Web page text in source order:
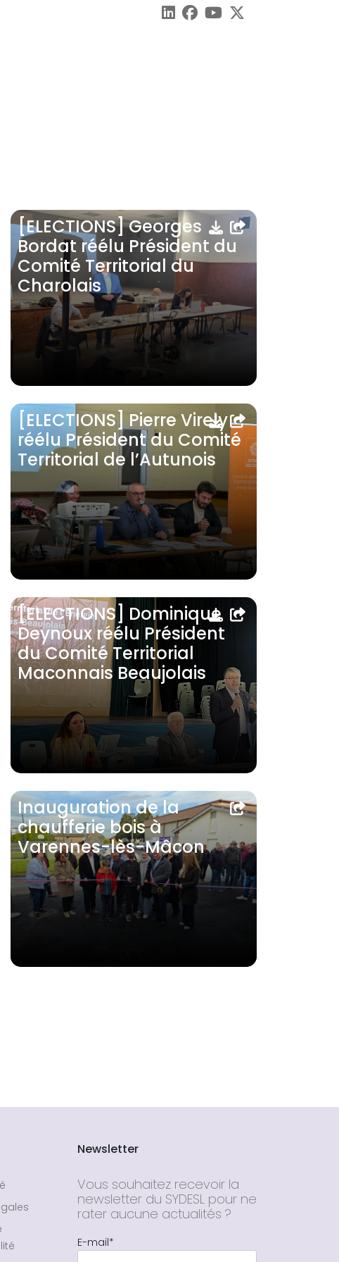
[ELECTIONS] Georges
Bordat réélu Président du
Comité Territorial du
Charolais
[ELECTIONS] Pierre Virely
réélu Président du Comité
Territorial de l’Autunois
[ELECTIONS] Dominique
Deynoux réélu Président
du Comité Territorial
Maconnais Beaujolais
Inauguration de la
chaufferie bois à
Varennes-lès-Mâcon
Newsletter
Vous souhaitez recevoir la
newsletter du SYDESL pour ne
rater aucune actualités ?
E-mail*